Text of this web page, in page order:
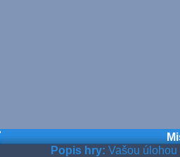
Popis hry: Vašou úlohou